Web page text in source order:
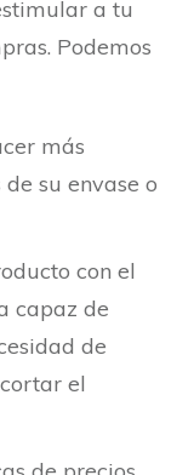
a tu
Podemos
más
su envase o
con el
capaz de
de
el